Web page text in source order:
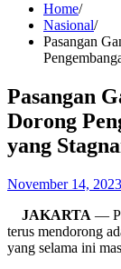
Home
Nasional
Pasangan
Pasangan
Dorong
yang
November 14, 2023
JAKARTA —
terus mendorong
yang selama ini